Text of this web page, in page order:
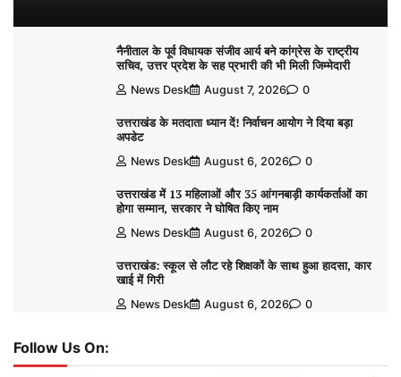
नैनीताल के पूर्व विधायक संजीव आर्य बने कांग्रेस के राष्ट्रीय
सचिव, उत्तर प्रदेश के सह प्रभारी की भी मिली जिम्मेदारी
News Desk August 7, 2026 0
उत्तराखंड के मतदाता ध्यान दें! निर्वाचन आयोग ने दिया बड़ा
अपडेट
News Desk August 6, 2026 0
उत्तराखंड में 13 महिलाओं और 35 आंगनबाड़ी कार्यकर्ताओं का
होगा सम्मान, सरकार ने घोषित किए नाम
News Desk August 6, 2026 0
उत्तराखंड: स्कूल से लौट रहे शिक्षकों के साथ हुआ हादसा, कार
खाई में गिरी
News Desk August 6, 2026 0
Follow Us On: